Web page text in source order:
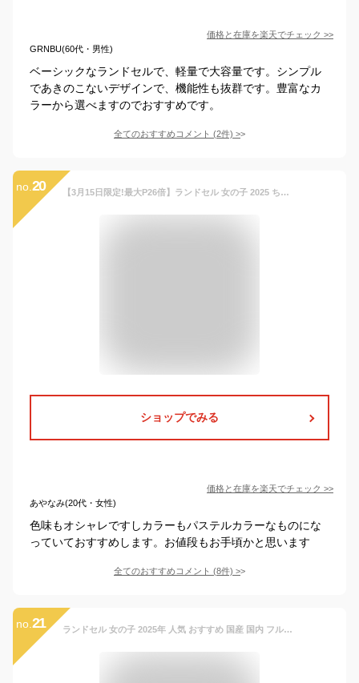
価格と在庫を楽天でチェック >>
GRNBU(60代・男性)
ベーシックなランドセルで、軽量で大容量です。シンプル
であきのこないデザインで、機能性も抜群です。豊富なカ
ラーから選べますのでおすすめです。
全てのおすすめコメント (2件) >
no. 20 【3月15日限定!最大P26倍】ランドセル 女の子 2025 ちょうちょとリボン プチ パピヨネ ウイング背カン 赤ずきんのランドセル シンプル かわいい 刺繍 ナース鞄工 おしゃれ 北欧 ナチュラル an-1001 6年保証
ショップでみる
価格と在庫を楽天でチェック >>
あやなみ(20代・女性)
色味もオシャレですしカラーもパステルカラーなものにな
っていておすすめします。お値段もお手頃かと思います
全てのおすすめコメント (8件) >
no. 21 ランドセル 女の子 2025年 人気 おすすめ 国産 国内 フルール エスポワール A4 ファイル 小学生 小学校 入学 堀江鞄製造 ラン活 日本